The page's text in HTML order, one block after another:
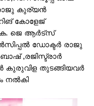
രാജു കുര്യൻ
കോളേജ്
ജെ ആർട്സ്
ഡോക്ടർ രാജു
,രജിസ്ട്രാർ
കുരുവിള തുടങ്ങിയവർ
നൽകി